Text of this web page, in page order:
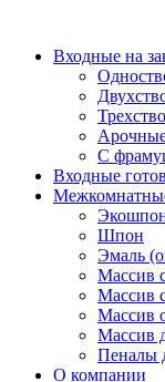
содержимому
Входные на
С
Входные
Шпон
Эмаль
Массив
Массив
Массив
Массив
Пеналы
О компании